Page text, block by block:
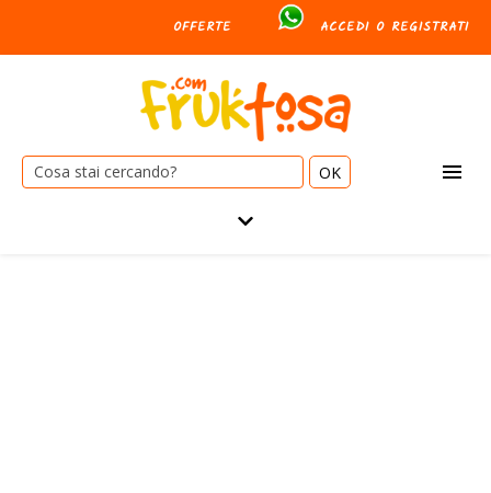
OFFERTE ACCEDI O REGISTRATI
Cerca: